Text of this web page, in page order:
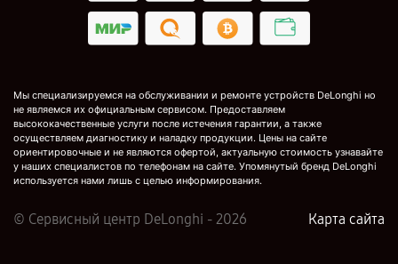
Мы специализируемся на обслуживании и ремонте устройств DeLonghi но
не являемся их официальным сервисом. Предоставляем
высококачественные услуги после истечения гарантии, а также
осуществляем диагностику и наладку продукции. Цены на сайте
ориентировочные и не являются офертой, актуальную стоимость узнавайте
у наших специалистов по телефонам на сайте. Упомянутый бренд DeLonghi
используется нами лишь с целью информирования.
© Сервисный центр DeLonghi - 2026 Карта сайта